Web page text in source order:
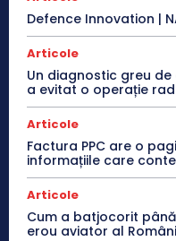
Defence Innovation |
Articole
Un diagnostic greu
a evitat o operație
Articole
Factura PPC are o
informațiile care
Articole
Cum a batjocorit
erou aviator al